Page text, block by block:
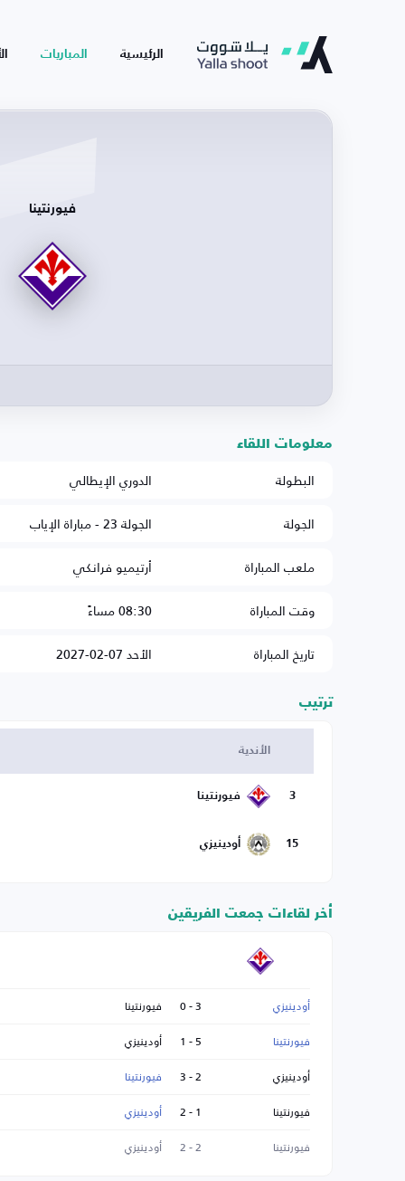
الرئيسية المباريات
فيورنتينا
معلومات اللقاء
البطولة
الدوري الإيطالي
الجولة
الجولة 23 - مباراة الإياب
ملعب المباراة
أرتيميو فرانكي
وقت المباراة
08:30 مساءً
تاريخ المباراة
الأحد 07-02-2027
ترتيب
الأندية
3 فيورنتينا
15 أودينيزي
أخر لقاءات جمعت الفريقين
أودينيزي 3 - 0 فيورنتينا
فيورنتينا
5 - 1 أودينيزي
أودينيزي
2 - 3 فيورنتينا
فيورنتينا
1 - 2 أودينيزي
فيورنتينا
2 - 2 أودينيزي